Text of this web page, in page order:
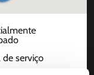
de serviço